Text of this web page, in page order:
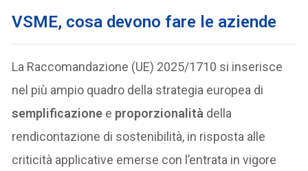
VSME, cosa devono fare le aziende
La Raccomandazione (UE) 2025/1710 si inserisce
nel più ampio quadro della strategia europea di
semplificazione e proporzionalità della
rendicontazione di sostenibilità, in risposta alle
criticità applicative emerse con l’entrata in vigore